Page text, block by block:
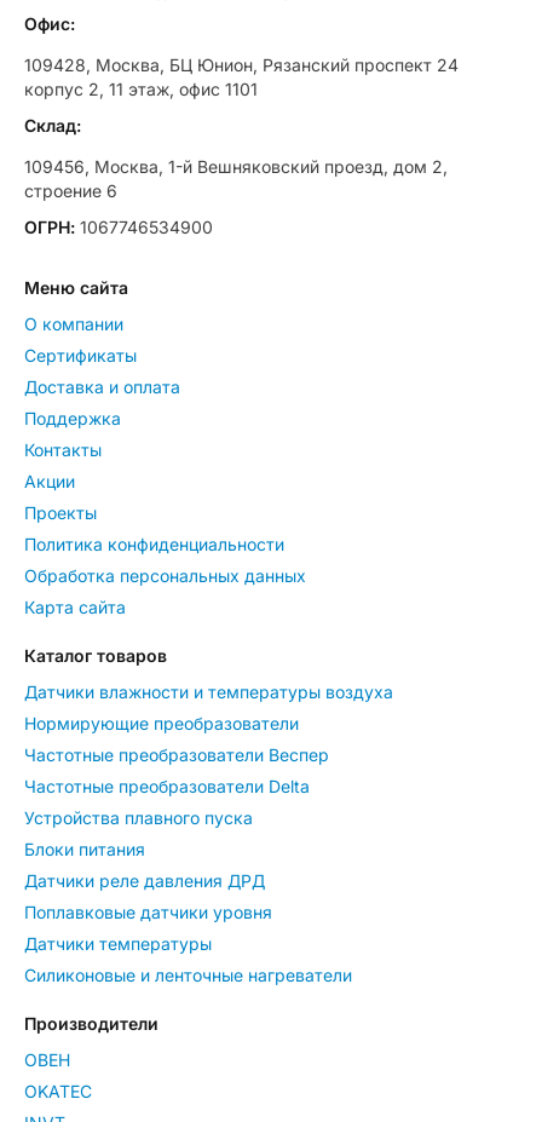
Офис:
109428, Москва, БЦ Юнион, Рязанский проспект 24
корпус 2, 11 этаж, офис 1101
Склад:
109456, Москва, 1-й Вешняковский проезд, дом 2,
строение 6
ОГРН: 1067746534900
Меню сайта
О компании
Сертификаты
Доставка и оплата
Поддержка
Контакты
Акции
Проекты
Политика конфиденциальности
Обработка персональных данных
Карта сайта
Каталог товаров
Датчики влажности и температуры воздуха
Нормирующие преобразователи
Частотные преобразователи Веспер
Частотные преобразователи Delta
Устройства плавного пуска
Блоки питания
Датчики реле давления ДРД
Поплавковые датчики уровня
Датчики температуры
Силиконовые и ленточные нагреватели
Производители
ОВЕН
OKATEC